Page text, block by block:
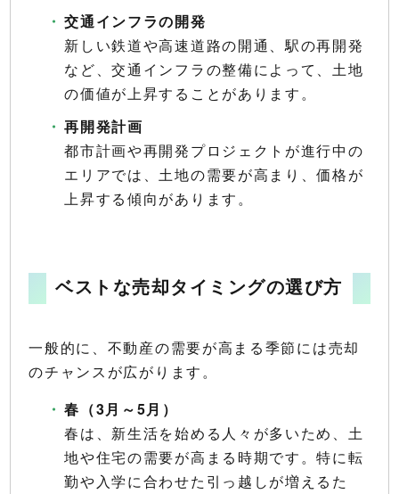
交通インフラの開発
新しい鉄道や高速道路の開通、駅の再開発
など、交通インフラの整備によって、土地
の価値が上昇することがあります。
再開発計画
都市計画や再開発プロジェクトが進行中の
エリアでは、土地の需要が高まり、価格が
上昇する傾向があります。
ベストな売却タイミングの選び方
一般的に、不動産の需要が高まる季節には売却
のチャンスが広がります。
春（3月～5月）
春は、新生活を始める人々が多いため、土
地や住宅の需要が高まる時期です。特に転
勤や入学に合わせた引っ越しが増えるた